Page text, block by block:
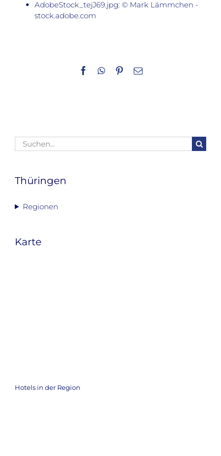
AdobeStock_tejJ69.jpg: © Mark Lämmchen -
stock.adobe.com
Facebook
WhatsApp
Pinterest
E-
Suche
nach:
Thüringen
Regionen
Karte
Hotels in der Region